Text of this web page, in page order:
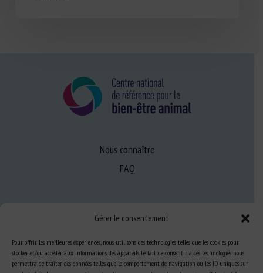
Gérer le consentement
Pour offrir les meilleures expériences, nous utilisons des technologies telles que les cookies pour
stocker et/ou accéder aux informations des appareils. Le fait de consentir à ces technologies nous
permettra de traiter des données telles que le comportement de navigation ou les ID uniques sur
Nous connaître
FAQ
Se former au BEA